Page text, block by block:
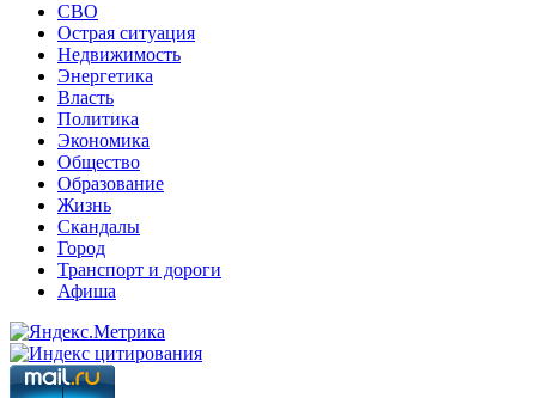
СВО
Острая ситуация
Недвижимость
Энергетика
Власть
Политика
Экономика
Общество
Образование
Жизнь
Скандалы
Город
Транспорт и дороги
Афиша